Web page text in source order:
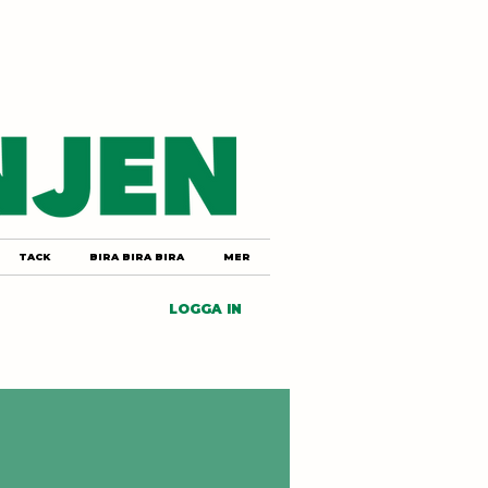
TACK BIRA BIRA BIRA MER
LOGGA IN